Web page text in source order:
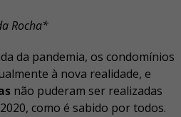
Rocha*
da pandemia, os condomínios
à nova realidade, e
não puderam ser realizadas
como é sabido por todos.